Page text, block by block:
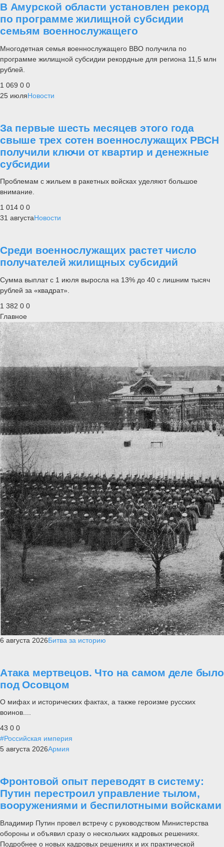
В Амурской области установлен рекорд
по программе жилищной субсидии
семьям военнослужащего
Многодетная семья военнослужащего ВВО получила по
программе жилищной субсидии рекордные для региона 11,5 млн
рублей.
1 069 0 0
25 июляНовости
За первые шесть месяцев этого года
свыше трех сотен военнослужащих РВСН
получили ключи от квартир и денежные
субсидии
Проблемам с жильем в ракетных войсках уделяют большое
внимание.
1 014 0 0
31 августаНовости
Среди военнослужащих растет число
получателей жилищных субсидий
Сумма выплат с 1 июля выросла на 13% до 40 с лишним тысяч
рублей за «квадрат».
1 382 0 0
Главное
6 августа 2026Битва за историю
Атака мертвецов. Что на самом деле было
под Осовцом
О мифах и исторических фактах, а также героизме русских
воинов....
43 0 0
#Российская империя
5 августа 2026Армия
Фронтовой опыт переводят в систему:
Путин перестроил управление тылом,
вооружениями и беспилотными войсками
Владимир Путин провел встречу с руководством Министерства
обороны и объявил сразу о нескольких кадровых решениях.
Подробнее о новых кадровых решениях и их практической